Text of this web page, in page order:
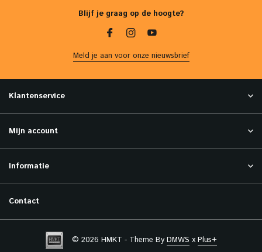
Blijf je graag op de hoogte?
Meld je aan voor onze nieuwsbrief
Klantenservice
Mijn account
Informatie
Contact
© 2026 HMKT - Theme By DMWS x Plus+